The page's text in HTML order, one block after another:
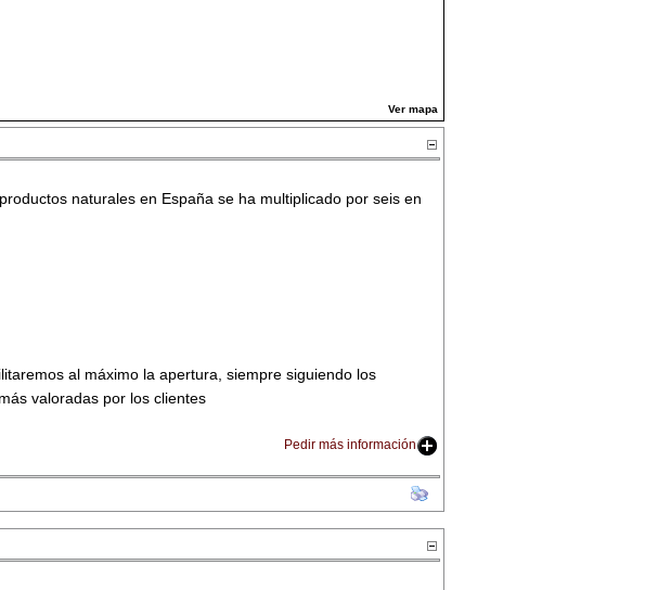
Ver mapa
naturales en España se ha multiplicado por seis en
al máximo la apertura, siempre siguiendo los
valoradas por los clientes
Pedir más información